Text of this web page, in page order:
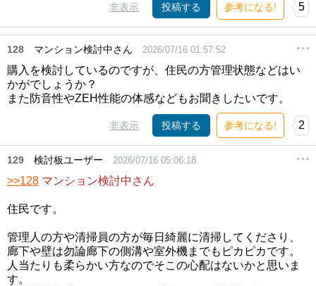
非表示 投稿する 参考になる! 5
128 マンション検討中さん 2026/07/16 01:57:52
購入を検討しているのですが、住民の方管理状態などはい
かがでしょうか？
また防音性やZEH性能の体感などもお聞きしたいです。
非表示 投稿する 参考になる! 2
129 検討板ユーザー 2026/07/16 05:06:18
>>128 マンション検討中さん
住民です。
管理人の方や清掃員の方が毎日綺麗に清掃してくださり、
廊下や壁は勿論廊下の側溝や室外機までもピカピカです。
人当たりも柔らかい方なのでそこの心配はないかと思いま
す。